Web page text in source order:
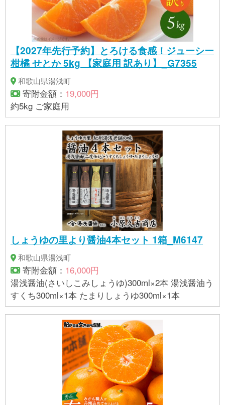
【2027年先行予約】とろける食感！ジューシー
柑橘 せとか 5kg 【家庭用 訳あり】_G7355
和歌山県湯浅町
寄附金額： 19,000円
約5kg ご家庭用
しょうゆの里より醤油4本セット 1箱_M6147
和歌山県湯浅町
寄附金額： 16,000円
湯浅醤油(さいしこみしょうゆ)300ml×2本 湯浅醤油う
すくち300ml×1本 たまりしょうゆ300ml×1本